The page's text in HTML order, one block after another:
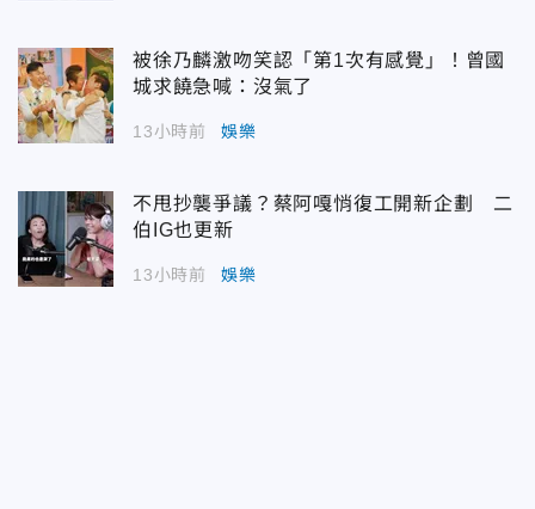
被徐乃麟激吻笑認「第1次有感覺」！曾國
城求饒急喊：沒氣了
13小時前 娛樂
不甩抄襲爭議？蔡阿嘎悄復工開新企劃 二
伯IG也更新
13小時前 娛樂